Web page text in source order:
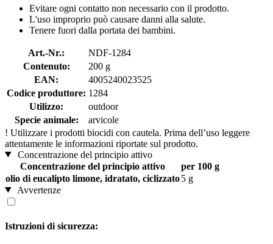
Evitare ogni contatto non necessario con il prodotto.
L'uso improprio può causare danni alla salute.
Tenere fuori dalla portata dei bambini.
Art.-Nr.:
NDF-1284
Contenuto:
200 g
EAN:
4005240023525
Codice produttore: 1284
Utilizzo:
outdoor
Specie animale:
arvicole
! Utilizzare i prodotti biocidi con cautela. Prima dell’uso leggere
attentamente le informazioni riportate sul prodotto.
Concentrazione del principio attivo
Concentrazione del principio attivo
per 100 g
olio di eucalipto limone, idratato, ciclizzato5 g
Avvertenze
Istruzioni di sicurezza: